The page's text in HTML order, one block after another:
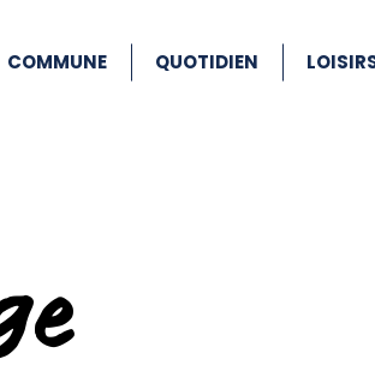
COMMUNE QUOTIDIEN